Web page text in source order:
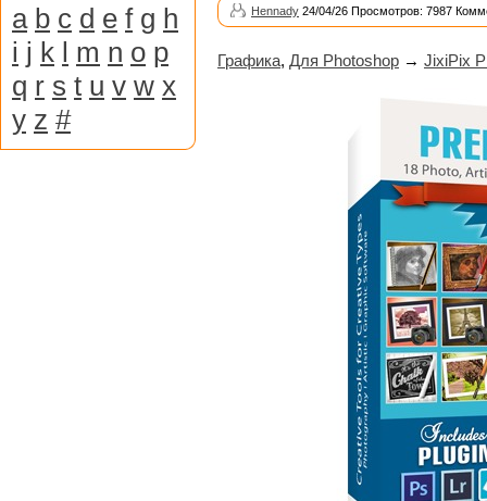
Hennady 24/04/26 Просмотров: 7987
Графика, Для Photoshop → JixiPix
a b c d e f g h
i j k l m n o p
q r s t u v w x
y z #